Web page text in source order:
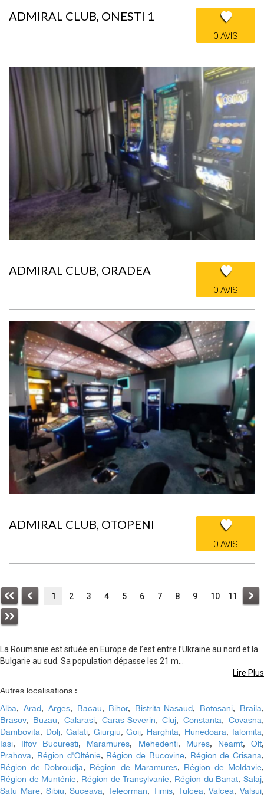
ADMIRAL CLUB, ONESTI 1
0 AVIS
ADMIRAL CLUB, ORADEA
0 AVIS
ADMIRAL CLUB, OTOPENI
0 AVIS
1 2 3 4 5 6 7 8 9 10 11
La Roumanie est située en Europe de l’est entre l’Ukraine au nord et la
Bulgarie au sud. Sa population dépasse les 21 m...
Lire Plus
Autres localisations :
Alba, Arad, Arges, Bacau, Bihor, Bistrita-Nasaud, Botosani, Braila,
Brasov, Buzau, Calarasi, Caras-Severin,Cluj,Constanta,Covasna,
Dambovita, Dolj, Galati, Giurgiu,Goij, Harghita, Hunedoara, Ialomita,
Iasi, Ilfov Bucuresti, Maramures, Mehedenti, Mures, Neamt,Olt,
Prahova, Région d'Olténie, Région de Bucovine, Région de Crisana,
Région de Dobroudja, Région de Maramures, Région de Moldavie,
Région de Munténie, Région de Transylvanie, Région du Banat,Salaj,
Satu Mare, Sibiu,Suceava, Teleorman, Timis, Tulcea,Valcea, Valsui,